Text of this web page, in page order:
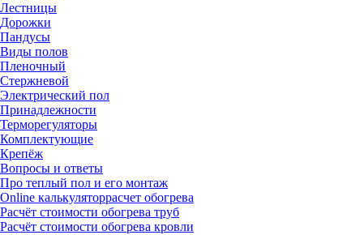
Лестницы
Дорожки
Пандусы
Виды полов
Пленочный
Стержневой
Электрический пол
Принадлежности
Терморегуляторы
Комплектующие
Крепёж
Вопросы и ответы
Про теплый пол и его монтаж
Online калькуляторрасчет обогрева
Расчёт стоимости обогрева труб
Расчёт стоимости обогрева кровли